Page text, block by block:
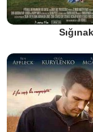
Sığınak